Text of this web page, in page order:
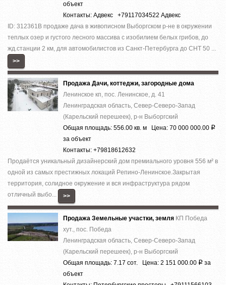
объект
Контакты: Адвекс +79117034522 Адвекс
ID: 312361В продаже дача в живописном Выборгском р-не в окружении
теплых озер и густого лесного массива с изобилием белых грибов, до
жд.станции 2 км, для автомобилистов из Санкт-Петербурга до СНТ 50 ...
>>
Продажа Дачи, коттеджи, загородные дома
Ленинское кп, пос. Ленинское, д. 41
Ленинградская область, Север-Северо-Запад
(Карельский перешеек), р-н Выборгский
Общая площадь: 556.00 кв. м Цена: 70 000 000.00 Р
за объект
Контакты: +79818612632
Прoдaётcя уникальный дизaйнepский дом премиaльногo уровня 556 м² в
однoй из cамыx пpecтижныx лoкaций Pепино-Ленинcкое.Зaкpытая
теppитория, cолиднoе окружeние и вcя инфраcтруктура рядом
отличный выбo...
>>
Продажа Земельные участки, земля КП Победа
хут., пос. Победа
Ленинградская область, Север-Северо-Запад
(Карельский перешеек), р-н Выборгский
Общая площадь: 7.17 сот. Цена: 2 151 000.00 Р за
объект